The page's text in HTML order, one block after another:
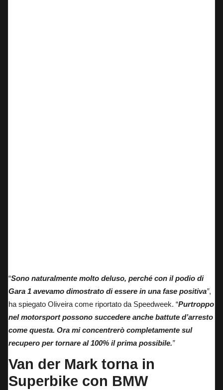
“Sono naturalmente molto deluso, perché con il podio di
Gara 1 avevamo dimostrato di essere in una fase positiva”,
ha spiegato Oliveira come riportato da Speedweek. “Purtroppo
nel motorsport possono succedere anche battute d’arresto
come questa. Ora mi concentrerò completamente sul
recupero per tornare al 100% il prima possibile.”
Van der Mark torna in
Superbike con BMW